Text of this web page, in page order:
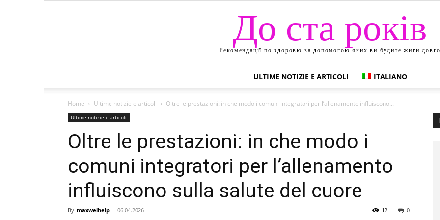
До ста років
Рекомендації по здоровю за допомогою яких ви будите жити довго
ULTIME NOTIZIE E ARTICOLI ITALIANO
Home Ultime notizie e articoli Oltre le prestazioni: in che modo i comuni integratori per l’allenamento influiscono...
Ultime notizie e articoli
Oltre le prestazioni: in che modo i
comuni integratori per l’allenamento
influiscono sulla salute del cuore
By maxwelhelp - 06.04.2026 0
12